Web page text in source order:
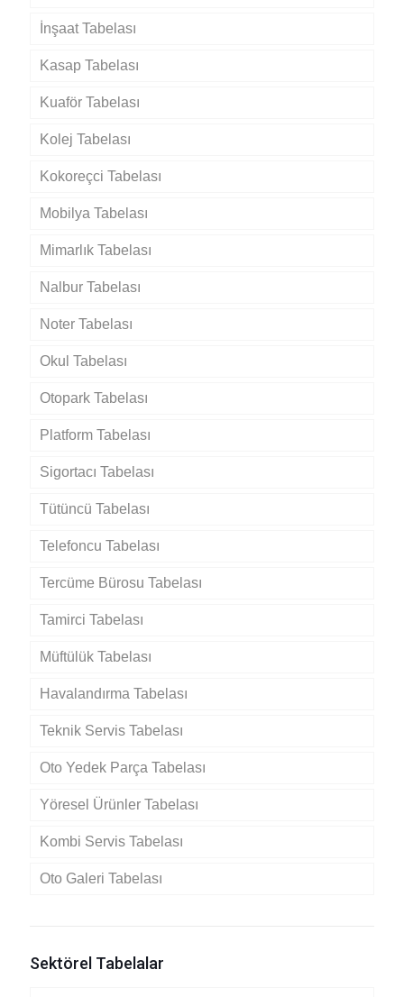
İnşaat Tabelası
Kasap Tabelası
Kuaför Tabelası
Kolej Tabelası
Kokoreçci Tabelası
Mobilya Tabelası
Mimarlık Tabelası
Nalbur Tabelası
Noter Tabelası
Okul Tabelası
Otopark Tabelası
Platform Tabelası
Sigortacı Tabelası
Tütüncü Tabelası
Telefoncu Tabelası
Tercüme Bürosu Tabelası
Tamirci Tabelası
Müftülük Tabelası
Havalandırma Tabelası
Teknik Servis Tabelası
Oto Yedek Parça Tabelası
Yöresel Ürünler Tabelası
Kombi Servis Tabelası
Oto Galeri Tabelası
Sektörel Tabelalar